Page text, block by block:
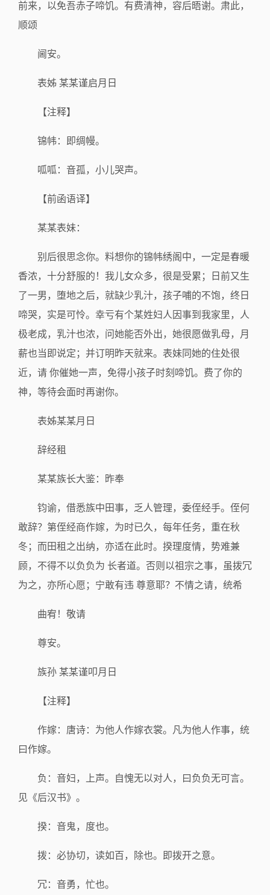
前来，以免吾赤子啼饥。有费清神，容后晤谢。肃此，
顺颂
阃安。
表姊 某某谨启月日
【注释】
锦帏：即绸幔。
呱呱：音孤，小儿哭声。
【前函语译】
某某表妹：
别后很思念你。料想你的锦帏绣阁中，一定是春暖
香浓，十分舒服的！我儿女众多，很是受累；日前又生
了一男，堕地之后，就缺少乳汁，孩子哺的不饱，终日
啼哭，实是可怜。幸亏有个某姓妇人因事到我家里，人
极老成，乳汁也浓，问她能否外出，她很愿做乳母，月
薪也当即说定；并订明昨天就来。表妹同她的住处很
近，请 你催她一声，免得小孩子时刻啼饥。费了你的
神，等待会面时再谢你。
表姊某某月日
辞经租
某某族长大鉴：昨奉
钧谕，借悉族中田事，乏人管理，委侄经手。侄何
敢辞？第侄经商作嫁，为时已久，每年任务，重在秋
冬；而田租之出纳，亦适在此时。揆理度情，势难兼
顾，不得不以负负为 长者道。否则以祖宗之事，虽拨冗
为之，亦所心愿；宁敢有违 尊意耶？不情之请，统希
曲宥！敬请
尊安。
族孙 某某谨叩月日
【注释】
作嫁：唐诗：为他人作嫁衣裳。凡为他人作事，统
曰作嫁。
负：音妇，上声。自愧无以对人，曰负负无可言。
见《后汉书》。
揆：音鬼，度也。
拨：必协切，读如百，除也。即拨开之意。
冗：音勇，忙也。